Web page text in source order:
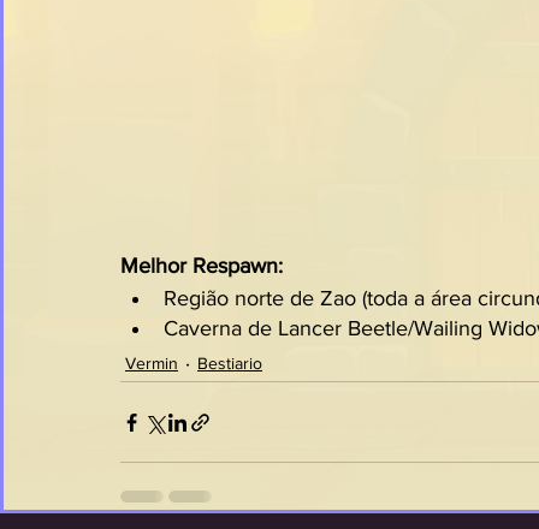
Melhor Respawn:
Região norte de Zao (toda a área
Caverna de Lancer Beetle/Wailing
Vermin Bestiario